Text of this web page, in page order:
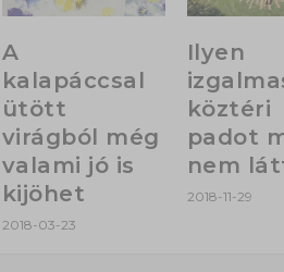
A
kalapáccsal
ütött
virágból még
valami jó is
kijöhet
2018-03-23
Ilyen
köztéri
padot
nem
2018-11-29